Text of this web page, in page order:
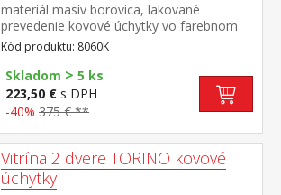
materiál masív borovica, lakované
prevedenie kovové úchytky vo farebnom
prevedení černená mosadz 1 zásuvka s
kovovými pojazdmi, 2 dvere, 1 polica
maximálne nosnosti uvedené v návode na
montáž
Kód produktu: 8060K
Skladom > 5 ks
223,50 € s DPH
-40% 375 € **
Vitrína 2 dvere TORINO kovové
úchytky